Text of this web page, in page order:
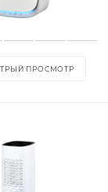
ПРОСМОТР